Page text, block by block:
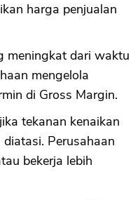
harga penjualan
meningkat dari waktu
mengelola
di Gross Margin.
tekanan kenaikan
Perusahaan
bekerja lebih